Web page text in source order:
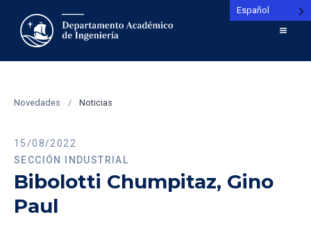
Novedades / Noticias
15/08/2022
SECCIÓN INDUSTRIAL
Bibolotti Chumpitaz, Gino
Paul
Español